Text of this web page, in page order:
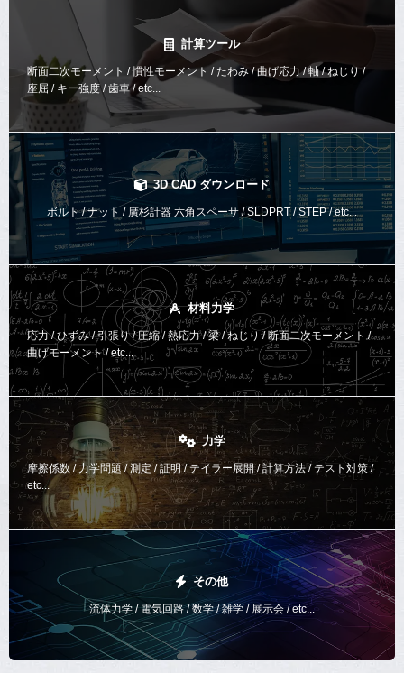
計算ツール
断面二次モーメント / 慣性モーメント / たわみ / 曲げ応力 / 軸 / ねじり /
座屈 / キー強度 / 歯車 / etc...
3D CAD ダウンロード
ボルト / ナット / 廣杉計器 六角スペーサ / SLDPRT / STEP / etc...
材料力学
応力 / ひずみ / 引張り / 圧縮 / 熱応力 / 梁 / ねじり / 断面二次モーメント /
曲げモーメント /etc...
力学
摩擦係数 / 力学問題 / 測定 / 証明 / テイラー展開 / 計算方法 /テスト対策 /
etc...
その他
流体力学 / 電気回路 / 数学 / 雑学 / 展示会 / etc...